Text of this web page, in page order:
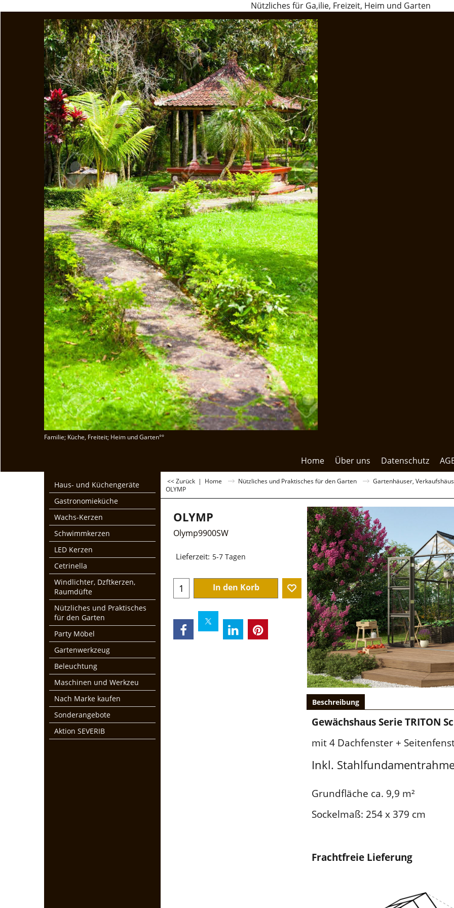
Nützliches für Ga,ilie, Freizeit, Heim und Garten
Familie; Küche, Freiteit; Heim und Garten°°
Home Über uns Datenschutz
Haus- und Küchengeräte
Gastronomieküche
Wachs-Kerzen
Schwimmkerzen
LED Kerzen
Cetrinella
Windlichter, Dzftkerzen,
Raumdüfte
Nützliches und Praktisches
für den Garten
Party Möbel
Gartenwerkzeug
Beleuchtung
Maschinen und Werkzeu
Nach Marke kaufen
Sonderangebote
Aktion SEVERIB
<< Zurück | Home Nützliches und Praktisches für den Garten
Gartenhäuser,
OLYMP
OLYMP
Olymp9900SW
€1,668.00
Lieferzeit: 5-7 Tagen
In den Korb
Beschreibung
Gewächshaus Serie TRITON
mit 4 Dachfenster +
Inkl.
Grundfläche ca. 9,9 m²
Sockelmaß: 254 x 379 cm
Frachtfreie Lieferung